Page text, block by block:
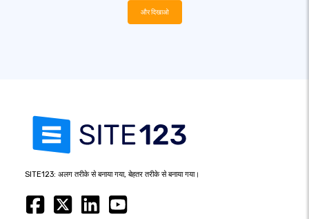
और दिखाओ
SITE123: अलग तरीके से बनाया गया, बेहतर तरीके से बनाया गया।